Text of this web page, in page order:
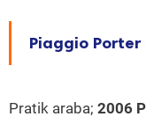
Piaggio Porter
Pratik araba; 2006